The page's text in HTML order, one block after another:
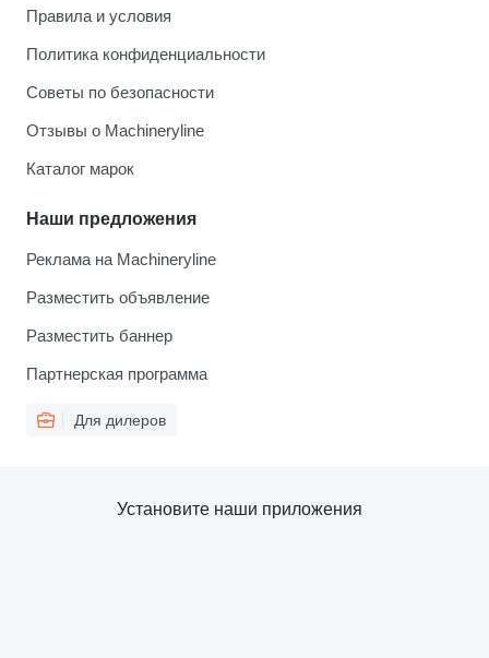
Правила и условия
Политика конфиденциальности
Советы по безопасности
Отзывы о Machineryline
Каталог марок
Наши предложения
Реклама на Machineryline
Разместить объявление
Разместить баннер
Партнерская программа
Для дилеров
Установите наши приложения